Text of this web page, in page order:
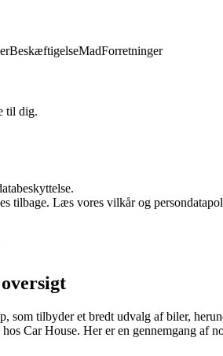
BeskæftigelseMadForretninger
til dig.
tilbage. Læs vores vilkår og
som tilbyder et bredt udvalg af biler,
Car House. Her er en gennemgang af